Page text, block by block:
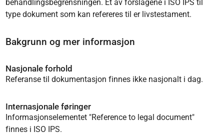
behandlingsbegrensningen. Et av forslagene i ISO IPS til
type dokument som kan refereres til er livstestament.
Bakgrunn og mer informasjon
Nasjonale forhold
Referanse til dokumentasjon finnes ikke nasjonalt i dag.
Internasjonale føringer
Informasjonselementet "Reference to legal document"
finnes i ISO IPS.